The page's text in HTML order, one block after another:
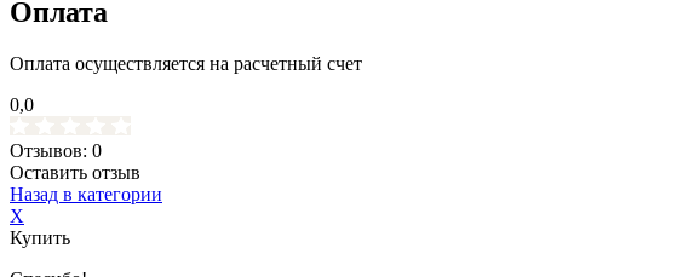
Оплата
Оплата осуществляется на расчетный счет
0,0
Отзывов: 0
Оставить отзыв
Назад в категории
X
Купить